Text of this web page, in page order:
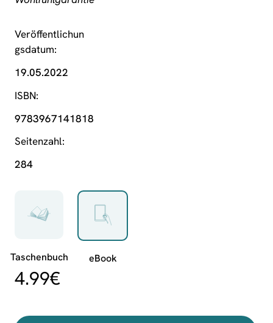
Veröffentlichun
gsdatum
19.05.2022
ISBN
9783967141818
Seitenzahl
284
4.99€